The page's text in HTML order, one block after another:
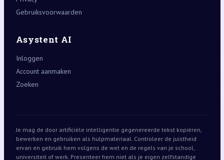
Gebruiksvoorwaarden
Asystent AI
Inloggen
Account aanmaken
Zoeken
Je mag de door artificiële intelligentie gegenereerde tekst kopiëren,
bewerken en gebruiken als hulpmateriaal. Controleer de juistheid
ervan en gebruik hem volgens de wet en de regels van je school,
universiteit of werk. Presenteer hem niet als je eigen zelfstandige